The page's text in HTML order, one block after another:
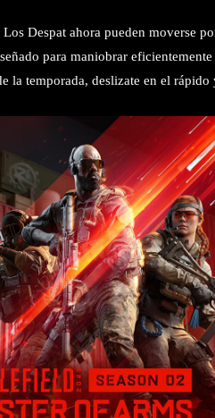
Despat ahora pueden moverse
para maniobrar
la temporada, deslizate en el